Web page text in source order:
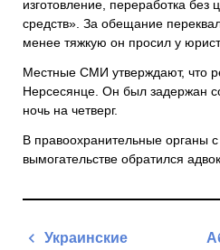
изготовление, переработка без
средств». За обещание
менее тяжкую он просил у
Местные СМИ утверждают, что
Нерсесянце. Он был задержан
ночь на четверг.
В правоохранительные органы
вымогательстве обратился
Навигация
Украинские